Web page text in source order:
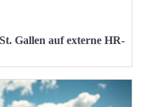
Gallen auf externe HR-